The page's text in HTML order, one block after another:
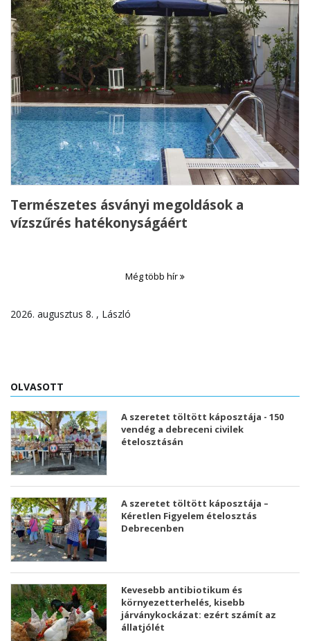
Természetes ásványi megoldások a
vízszűrés hatékonyságáért
Még több hír
2026. augusztus 8. , László
OLVASOTT
A szeretet töltött káposztája - 150
vendég a debreceni civilek
ételosztásán
A szeretet töltött káposztája –
Kéretlen Figyelem ételosztás
Debrecenben
Kevesebb antibiotikum és
környezetterhelés, kisebb
járványkockázat: ezért számít az
állatjólét